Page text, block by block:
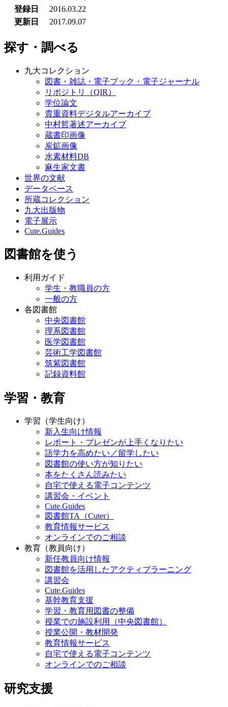
登録日
2016.03.22
更新日
2017.09.07
探す・調べる
九大コレクション
図書・雑誌・電子ブック・電子ジャーナル
リポジトリ（QIR）
学位論文
貴重資料デジタルアーカイブ
中村哲著述アーカイブ
蔵書印画像
炭鉱画像
水素材料DB
麻生家文書
世界の文献
データベース
所蔵コレクション
九大出版物
電子展示
Cute.Guides
図書館を使う
利用ガイド
学生・教職員の方
一般の方
各図書館
中央図書館
理系図書館
医学図書館
芸術工学図書館
筑紫図書館
記録資料館
学習・教育
学習（学生向け）
新入生向け情報
レポート・プレゼンが上手くなりたい
語学力を高めたい／留学したい
図書館の使い方が知りたい
本をたくさん読みたい
自宅で使える電子コンテンツ
講習会・イベント
Cute.Guides
図書館TA（Cuter）
教育情報サービス
オンラインでのご相談
教育（教員向け）
新任教員向け情報
図書館を活用したアクティブラーニング
講習会
Cute.Guides
基幹教育支援
学習・教育用図書の整備
授業での施設利用（中央図書館）
授業公開・教材開発
教育情報サービス
自宅で使える電子コンテンツ
オンラインでのご相談
研究支援